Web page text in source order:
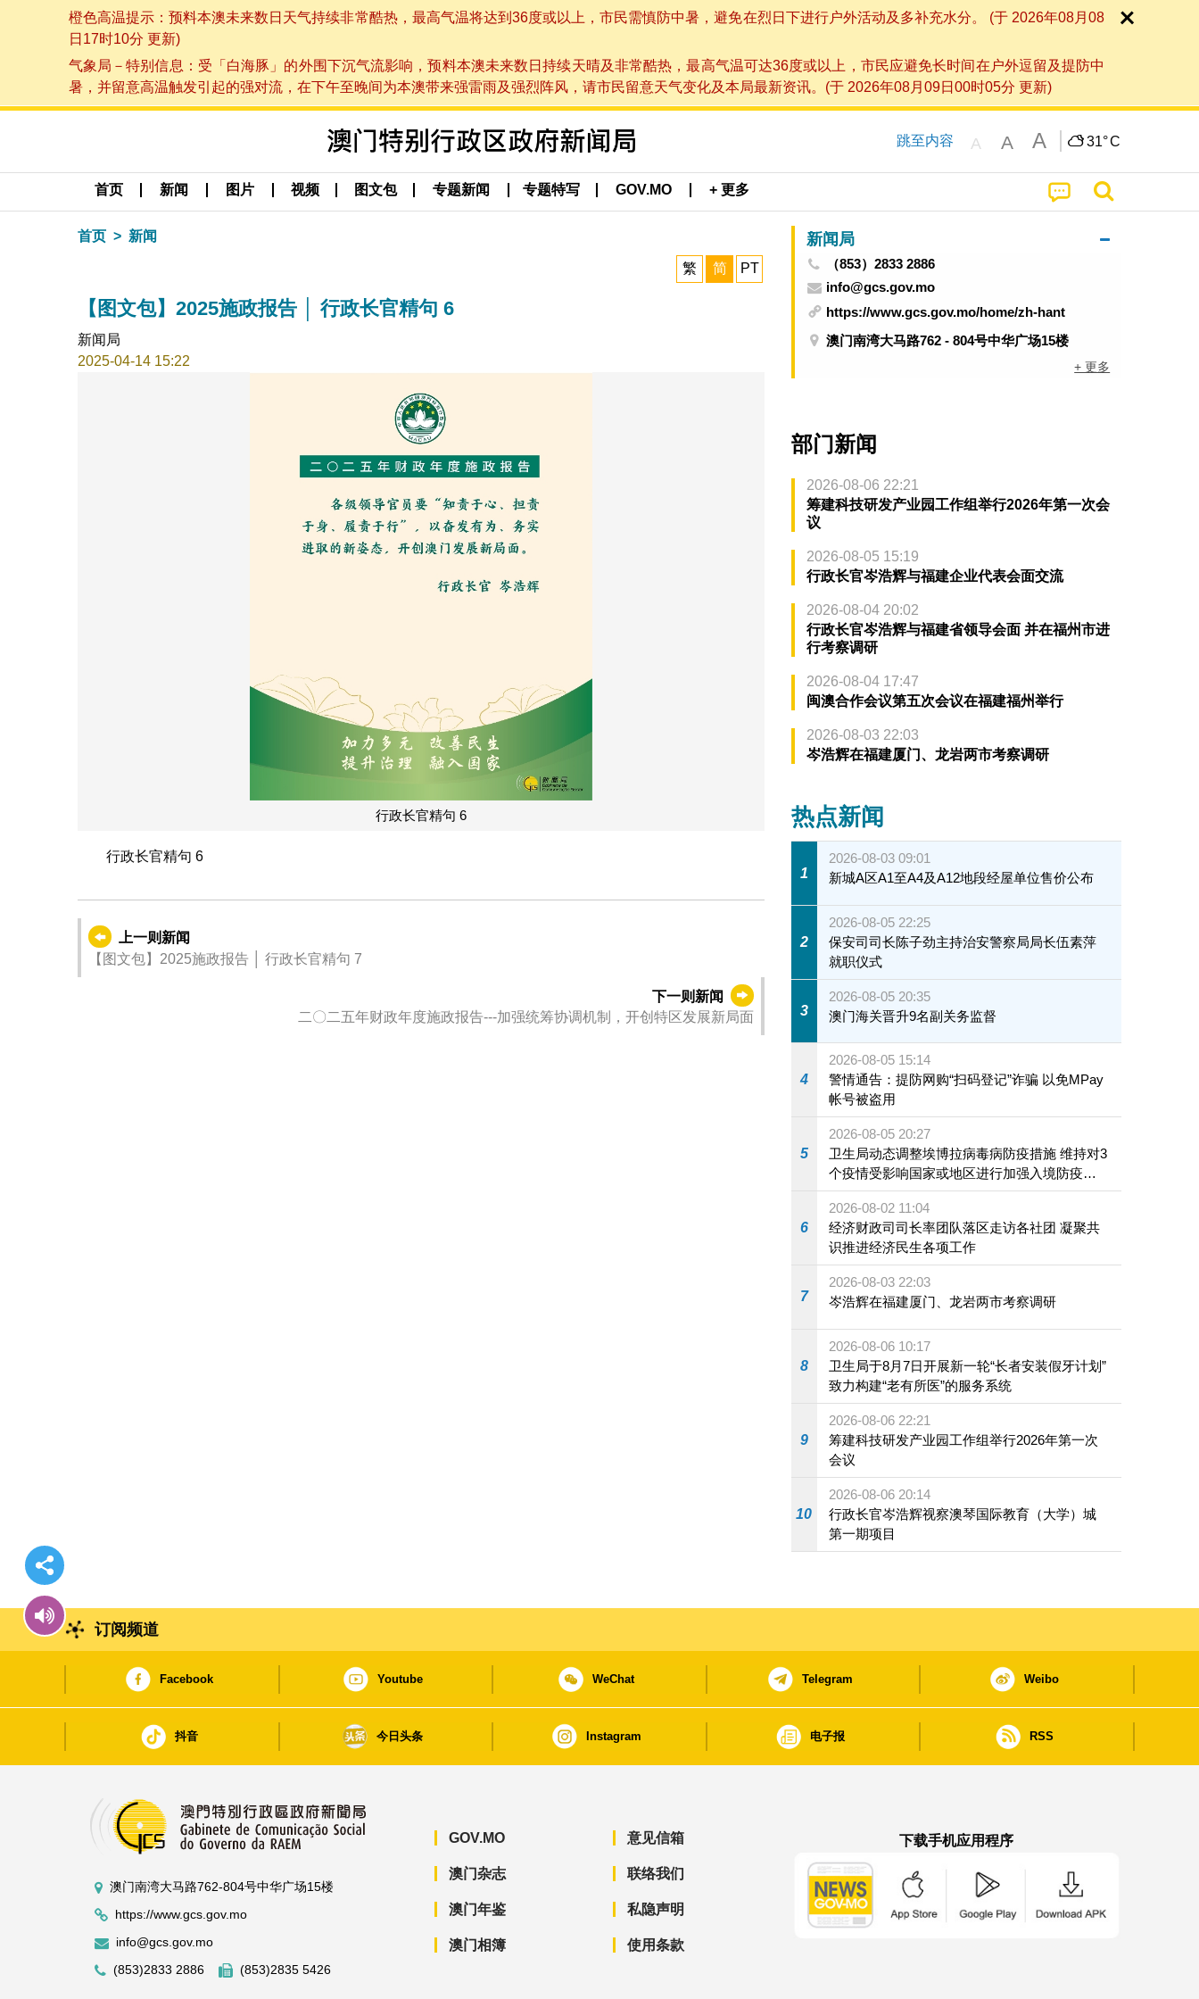
橙色高温提示：预料本澳未来数日天气持续非常酷热，最高气温将达到36度或以上，市民需慎防中暑，避免在烈日下进行户外活动及多补充水分。 (于 2026年08月08
日17时10分 更新)
气象局－特别信息：受「白海豚」的外围下沉气流影响，预料本澳未来数日持续天晴及非常酷热，最高气温可达36度或以上，市民应避免长时间在户外逗留及提防中
暑，并留意高温触发引起的强对流，在下午至晚间为本澳带来强雷雨及强烈阵风，请市民留意天气变化及本局最新资讯。(于 2026年08月09日00时05分 更新)
跳至内容 A A A 31°C
首页 新闻 图片 视频 图文包 专题新闻 专题特写 GOV.MO + 更多
首页 新闻
繁 简 PT
【图文包】2025施政报告 │ 行政长官精句 6
新闻局
2025-04-14 15:22
行政长官精句 6
行政长官精句 6
上一则新闻
【图文包】2025施政报告 │ 行政长官精句 7
下一则新闻
二〇二五年财政年度施政报告---加强统筹协调机制，开创特区发展新局面
新闻局
（853）2833 2886
info@gcs.gov.mo
https://www.gcs.gov.mo/home/zh-hant
澳门南湾大马路762 - 804号中华广场15楼
+ 更多
部门新闻
2026-08-06 22:21
筹建科技研发产业园工作组举行2026年第一次会
议
2026-08-05 15:19
行政长官岑浩辉与福建企业代表会面交流
2026-08-04 20:02
行政长官岑浩辉与福建省领导会面 并在福州市进
行考察调研
2026-08-04 17:47
闽澳合作会议第五次会议在福建福州举行
2026-08-03 22:03
岑浩辉在福建厦门、龙岩两市考察调研
热点新闻
1
2026-08-03 09:01
新城A区A1至A4及A12地段经屋单位售价公布
2
2026-08-05 22:25
保安司司长陈子劲主持治安警察局局长伍素萍
就职仪式
3
2026-08-05 20:35
澳门海关晋升9名副关务监督
4
2026-08-05 15:14
警情通告：提防网购“扫码登记”诈骗 以免MPay
帐号被盗用
5
2026-08-05 20:27
卫生局动态调整埃博拉病毒病防疫措施 维持对3
个疫情受影响国家或地区进行加强入境防疫措
施
6
2026-08-02 11:04
经济财政司司长率团队落区走访各社团 凝聚共
识推进经济民生各项工作
7
2026-08-03 22:03
岑浩辉在福建厦门、龙岩两市考察调研
8
2026-08-06 10:17
卫生局于8月7日开展新一轮“长者安装假牙计划”
致力构建“老有所医”的服务系统
9
2026-08-06 22:21
筹建科技研发产业园工作组举行2026年第一次
会议
10
2026-08-06 20:14
行政长官岑浩辉视察澳琴国际教育（大学）城
第一期项目
订阅频道
Facebook Youtube WeChat Telegram Weibo
抖音 今日头条 Instagram 电子报 RSS
澳门南湾大马路762-804号中华广场15楼
https://www.gcs.gov.mo
info@gcs.gov.mo
(853)2833 2886
(853)2835 5426
GOV.MO
澳门杂志
澳门年鉴
澳门相簿
意见信箱
联络我们
私隐声明
使用条款
下载手机应用程序